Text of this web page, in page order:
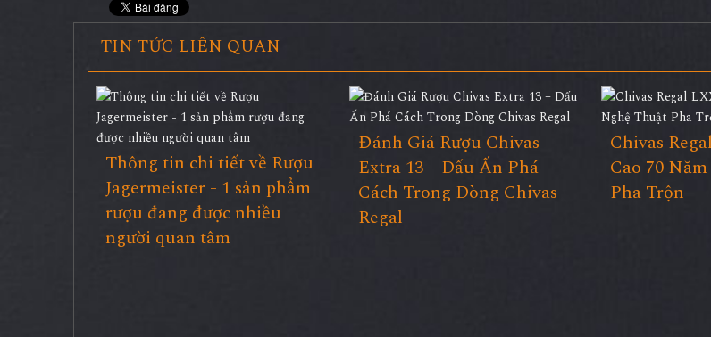
TIN TỨC LIÊN QUAN
Thông tin chi tiết về Rượu
Jagermeister - 1 sản phẩm
rượu đang được nhiều
người quan tâm
Đánh Giá Rượu Chivas
Extra 13 – Dấu Ấn Phá
Cách Trong Dòng Chivas
Regal
Chivas
Cao 70
Pha Trộn